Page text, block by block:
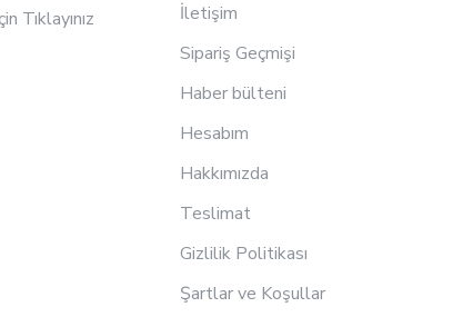
Tıklayınız
İletişim
Sipariş Geçmişi
Haber bülteni
Hesabım
Hakkımızda
Teslimat
Gizlilik Politikası
Şartlar ve Koşullar